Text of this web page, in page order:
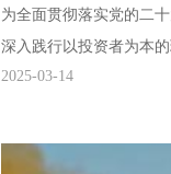
为全面贯彻落实党的二
深入践行以投资者为本
展“2025年‘3・15’投资
能力，远离理财陷阱，
2025-03-14